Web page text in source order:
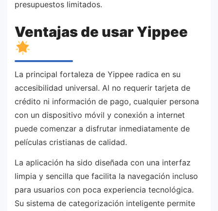
presupuestos limitados.
Ventajas de usar Yippee
La principal fortaleza de Yippee radica en su
accesibilidad universal. Al no requerir tarjeta de
crédito ni información de pago, cualquier persona
con un dispositivo móvil y conexión a internet
puede comenzar a disfrutar inmediatamente de
películas cristianas de calidad.
La aplicación ha sido diseñada con una interfaz
limpia y sencilla que facilita la navegación incluso
para usuarios con poca experiencia tecnológica.
Su sistema de categorización inteligente permite